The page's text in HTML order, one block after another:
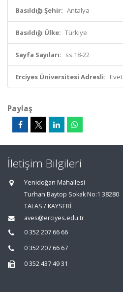
Basıldığı Şehir: Antalya
Basıldığı Ülke: Türkiye
Sayfa Sayıları: ss.18-22
Erciyes Üniversitesi Adresli: Evet
Paylaş
İletişim Bilgileri
Yenidoğan Mahallesi
Turhan Baytop Sokak No:1 38280
TALAS / KAYSERİ
aves@erciyes.edu.tr
0 352 207 66 66
0 352 207 66 67
0 352 437 49 31